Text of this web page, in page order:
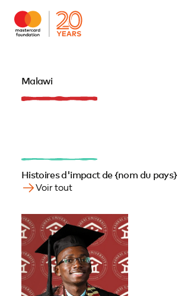
Malawi
Histoires d'impact de {nom du pays}
Voir tout